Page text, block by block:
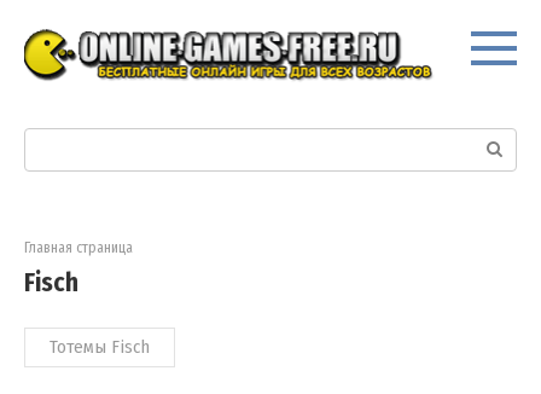
контенту
Поиск:
Главная страница
Fisch
Тотемы Fisch